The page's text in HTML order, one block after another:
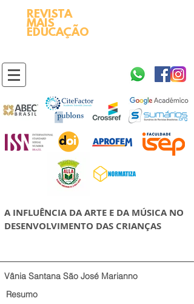
REVISTA
MAIS
EDUCAÇÃO
A INFLUÊNCIA DA ARTE E DA MÚSICA NO
DESENVOLVIMENTO DAS CRIANÇAS
Vânia Santana São José Marianno
Resumo